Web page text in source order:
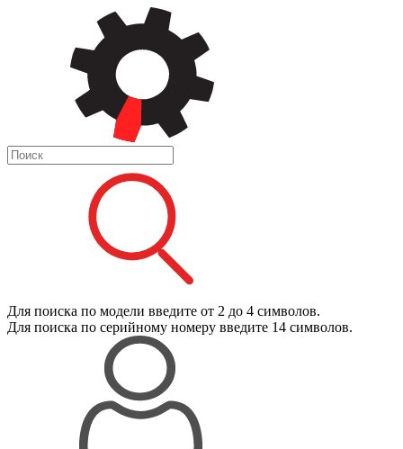
Для поиска по модели введите от 2 до 4 символов.
Для поиска по серийному номеру введите 14 символов.